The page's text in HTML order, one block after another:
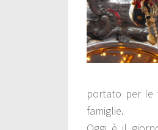
portato per le
famiglie.